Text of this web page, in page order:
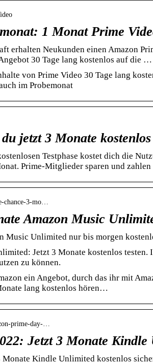
1 Monat Prime
erhalten Neukunden einen Amazon
30 Tage lang kostenlos auf die …
von Prime Video 30 Tage lang
im Probemonat
jetzt 3 Monate
Testphase kostet dich die
Prime-Mitglieder sparen und
chance-3-mo…
Amazon Music
Music Unlimited nur bis morgen
Jetzt 3 Monate kostenlos testen.
zu können.
ein Angebot, durch das ihr mit
lang kostenlos hören…
prime-day-…
Jetzt 3 Monate
Monate Kindle Unlimited kostenlos